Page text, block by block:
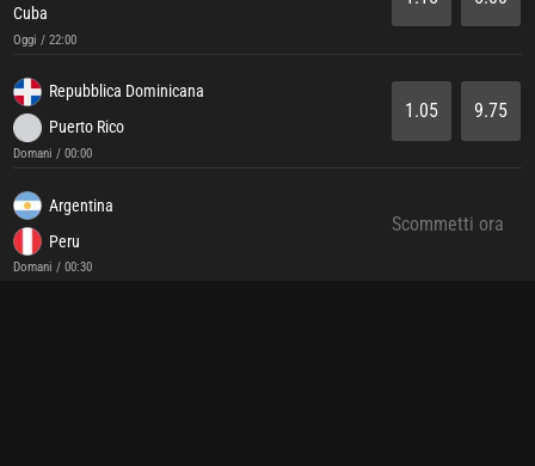
Cuba
Oggi / 22:00
Repubblica Dominicana
Puerto Rico
Domani / 00:00
1.05 9.75
Argentina
Peru
Domani / 00:30
Scommetti ora